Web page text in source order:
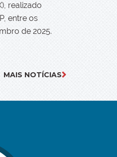
realizado
entre os
de 2025.
MAIS NOTÍCIAS